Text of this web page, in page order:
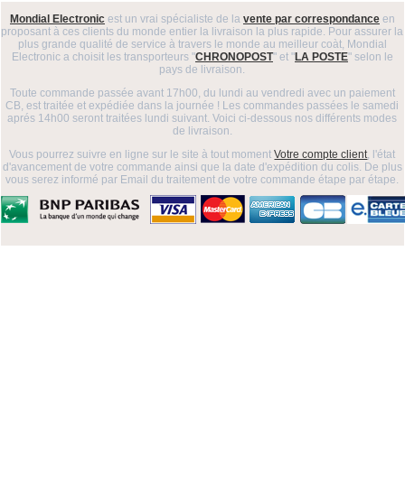
Mondial Electronicest un vrai spécialiste de la vente par correspondanceen
proposant à ces clients du monde entier la livraison la plus rapide. Pour assurer la
plus grande qualité de service à travers le monde au meilleur coàt, Mondial
Electronic a choisit les transporteurs "CHRONOPOST" et "LA POSTE" selon le
pays de livraison.
Toute commande passée avant 17h00, du lundi au vendredi avec un paiement
CB, est traitée et expédiée dans la journée ! Les commandes passées le samedi
aprés 14h00 seront traitées lundi suivant. Voici ci-dessous nos différents modes
de livraison.
Vous pourrez suivre en ligne sur le site à tout momentVotre compte client, l'état
d'avancement de votre commande ainsi que la date d'expédition du colis. De plus
vous serez informé par Email du traitement de votre commande étape par étape.